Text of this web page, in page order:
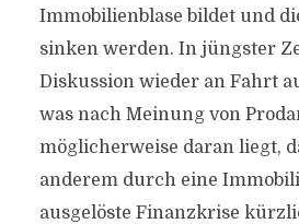
Immobilienblase bildet und
sinken werden. In jüngster
Diskussion wieder an Fahrt
was nach Meinung von
möglicherweise daran liegt,
anderem durch eine
ausgelöste Finanzkrise